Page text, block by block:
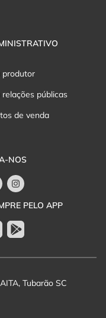
produtor
relações públicas
de venda
NOS
PELO APP
Tubarão SC